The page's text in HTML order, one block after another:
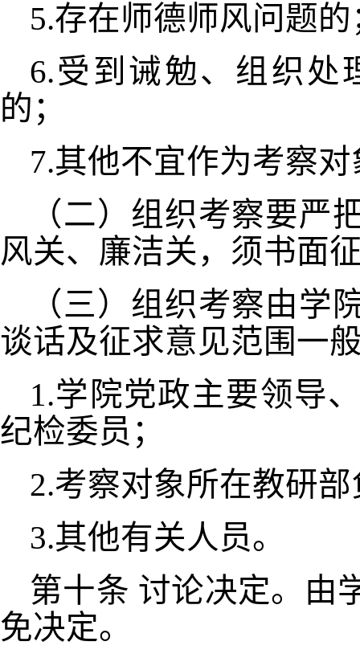
5.存在师德师风问题的
6.受到诫勉、组织处
的；
7.其他不宜作为考察
（二）组织考察要严
风关、廉洁关，须书面
（三）组织考察由学
谈话及征求意见范围一
1.学院党政主要领导
纪检委员；
2.考察对象所在教研
3.其他有关人员。
第十条 讨论决定。由
免决定。